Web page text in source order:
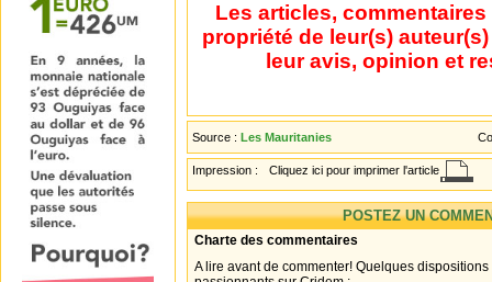
Les articles,
propriété de leur(s)
leur avis, opinion et
Source : Les Mauritanies
Impression : Cliquez ici pour imprimer l'article
POSTEZ UN
Charte des commentaires
A lire avant de commenter! Quelques